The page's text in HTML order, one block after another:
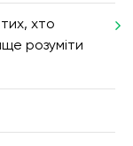
хто
розуміти